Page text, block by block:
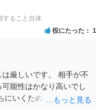
すること自体
役にたった 1
厳しいです。 相手が不
能性はかなり高いでし
にいくためにも弁護士委